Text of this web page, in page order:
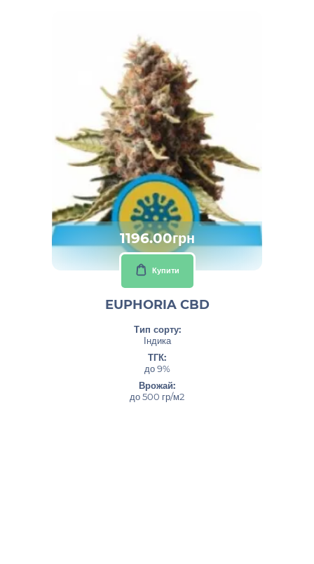
1196.00грн
Купити
EUPHORIA CBD
Тип сорту:
Індика
ТГК:
до 9%
Врожай:
до 500 гр/м2